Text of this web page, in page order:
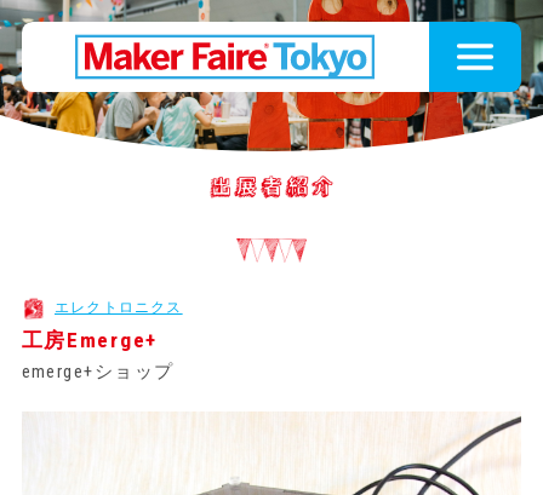
エレクトロニクス
工房Emerge+
emerge+ショップ